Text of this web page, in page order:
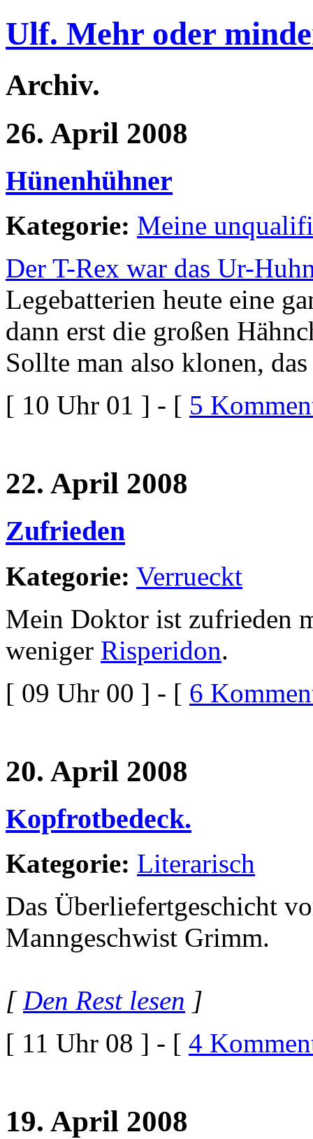
Ulf. Mehr oder
Archiv.
26. April 2008
Hünenhühner
Kategorie: Meine
Der T-Rex war das Ur-
Legebatterien heute eine
dann erst die großen
Sollte man also klonen,
[ 10 Uhr 01 ] - [ 5
22. April 2008
Zufrieden
Kategorie: Verrueckt
Mein Doktor ist zufrieden
weniger Risperidon.
[ 09 Uhr 00 ] - [ 6
20. April 2008
Kopfrotbedeck.
Kategorie: Literarisch
Das Überliefertgeschicht
Manngeschwist Grimm.
[Den Rest lesen ]
[ 11 Uhr 08 ] - [ 4
19. April 2008